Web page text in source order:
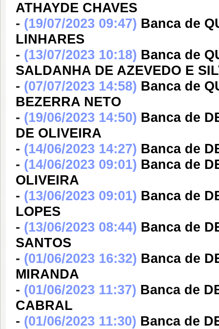
ATHAYDE CHAVES
- (19/07/2023 09:47) Banca de
LINHARES
- (13/07/2023 10:18) Banca de
SALDANHA DE AZEVEDO E
- (07/07/2023 14:58) Banca de
BEZERRA NETO
- (19/06/2023 14:50) Banca de
DE OLIVEIRA
- (14/06/2023 14:27) Banca de
- (14/06/2023 09:01) Banca de
OLIVEIRA
- (13/06/2023 09:01) Banca de
LOPES
- (13/06/2023 08:44) Banca de
SANTOS
- (01/06/2023 16:32) Banca de
MIRANDA
- (01/06/2023 11:37) Banca de
CABRAL
- (01/06/2023 11:30) Banca de